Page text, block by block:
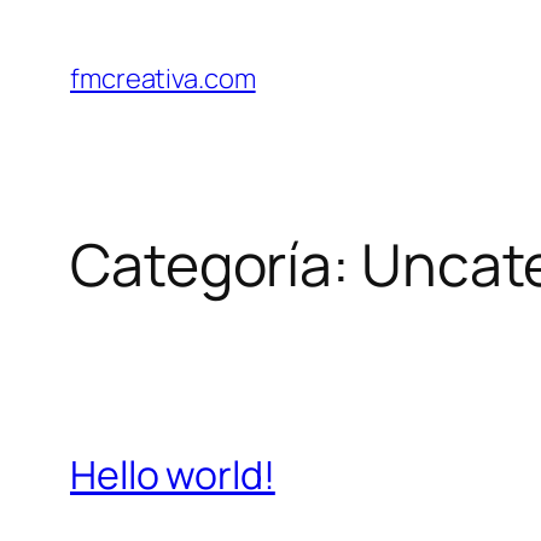
contenido
fmcreativa.com
Categoría:
Hello world!